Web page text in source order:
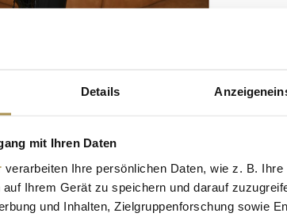
Details
mit Ihren Daten
verarbeiten Ihre persönlichen Daten, wie z. B.
Ihrem Gerät zu speichern und darauf
und Inhalten, Zielgruppenforschung sowie
Advertisement